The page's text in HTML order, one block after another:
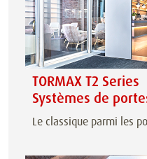
TORMAX T2 Series
Systèmes de
Le classique parmi les